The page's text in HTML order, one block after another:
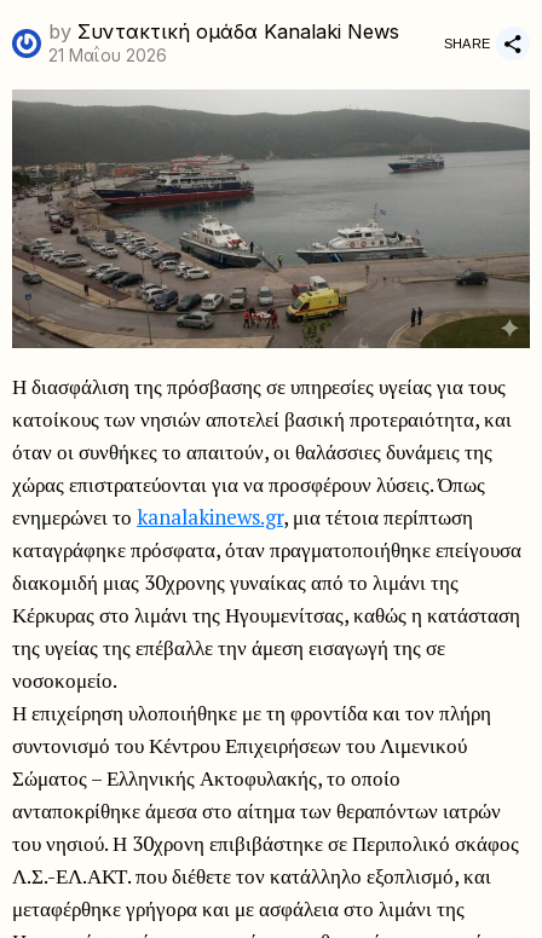
by Συντακτική ομάδα Kanalaki News
21 Μαΐου 2026
SHARE
Η διασφάλιση της πρόσβασης σε υπηρεσίες υγείας για τους
κατοίκους των νησιών αποτελεί βασική προτεραιότητα, και
όταν οι συνθήκες το απαιτούν, οι θαλάσσιες δυνάμεις της
χώρας επιστρατεύονται για να προσφέρουν λύσεις. Όπως
ενημερώνει το kanalakinews.gr, μια τέτοια περίπτωση
καταγράφηκε πρόσφατα, όταν πραγματοποιήθηκε επείγουσα
διακομιδή μιας 30χρονης γυναίκας από το λιμάνι της
Κέρκυρας στο λιμάνι της Ηγουμενίτσας, καθώς η κατάσταση
της υγείας της επέβαλλε την άμεση εισαγωγή της σε
νοσοκομείο.
Η επιχείρηση υλοποιήθηκε με τη φροντίδα και τον πλήρη
συντονισμό του Κέντρου Επιχειρήσεων του Λιμενικού
Σώματος – Ελληνικής Ακτοφυλακής, το οποίο
ανταποκρίθηκε άμεσα στο αίτημα των θεραπόντων ιατρών
του νησιού. Η 30χρονη επιβιβάστηκε σε Περιπολικό σκάφος
Λ.Σ.-ΕΛ.ΑΚΤ. που διέθετε τον κατάλληλο εξοπλισμό, και
μεταφέρθηκε γρήγορα και με ασφάλεια στο λιμάνι της